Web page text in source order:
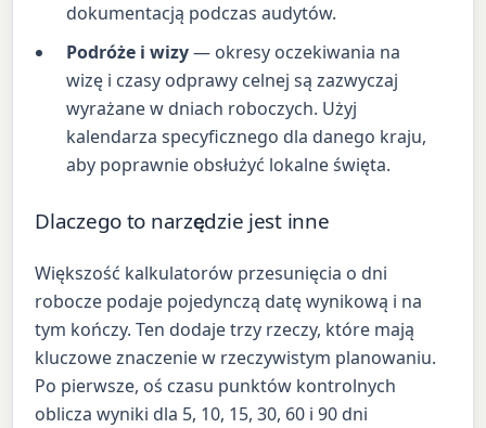
dokumentacją podczas audytów.
Podróże i wizy— okresy oczekiwania na
wizę i czasy odprawy celnej są zazwyczaj
wyrażane w dniach roboczych. Użyj
kalendarza specyficznego dla danego kraju,
aby poprawnie obsłużyć lokalne święta.
Dlaczego to narzędzie jest inne
Większość kalkulatorów przesunięcia o dni
robocze podaje pojedynczą datę wynikową i na
tym kończy. Ten dodaje trzy rzeczy, które mają
kluczowe znaczenie w rzeczywistym planowaniu.
Po pierwsze, oś czasu punktów kontrolnych
oblicza wyniki dla 5, 10, 15, 30, 60 i 90 dni